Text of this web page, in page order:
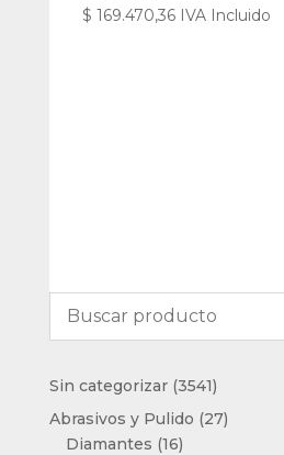
$ 169.470,36 IVA Incluido
Sin categorizar 35413541
productos
Abrasivos y Pulido 2727
Diamantes 1616